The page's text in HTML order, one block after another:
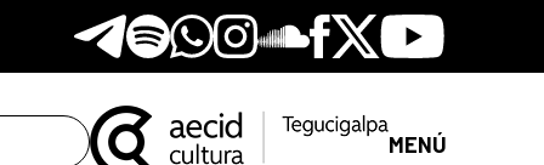
Telegram
SpotifyWhatsapp
Instagram
Soundclore
Facebook
X Youtube
MENÚ